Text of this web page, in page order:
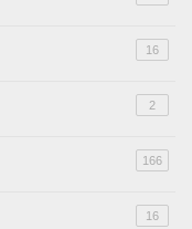
16
2
166
16